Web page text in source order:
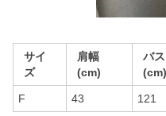
サイ
ズ
肩幅
(cm)
バス
(cm)
F 43 121